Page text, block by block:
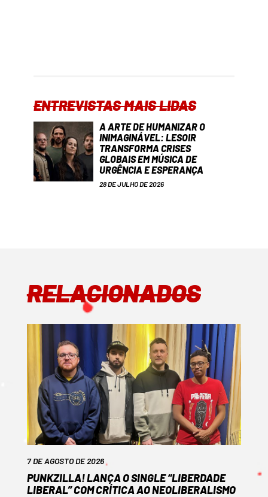
ENTREVISTAS MAIS LIDAS
A ARTE DE HUMANIZAR O
INIMAGINÁVEL: LESOIR
TRANSFORMA CRISES
GLOBAIS EM MÚSICA DE
URGÊNCIA E ESPERANÇA
28 DE JULHO DE 2026
RELACIONADOS
7 DE AGOSTO DE 2026
PUNKZILLA! LANÇA O SINGLE “LIBERDADE
LIBERAL” COM CRÍTICA AO NEOLIBERALISMO